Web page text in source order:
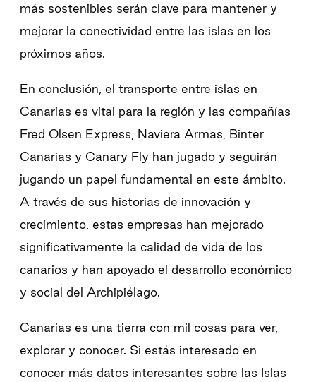
más sostenibles serán clave para mantener y
mejorar la conectividad entre las islas en los
próximos años.
En conclusión, el transporte entre islas en
Canarias es vital para la región y las compañías
Fred Olsen Express, Naviera Armas, Binter
Canarias y Canary Fly han jugado y seguirán
jugando un papel fundamental en este ámbito.
A través de sus historias de innovación y
crecimiento, estas empresas han mejorado
significativamente la calidad de vida de los
canarios y han apoyado el desarrollo económico
y social del Archipiélago.
Canarias es una tierra con mil cosas para ver,
explorar y conocer. Si estás interesado en
conocer más datos interesantes sobre las Islas